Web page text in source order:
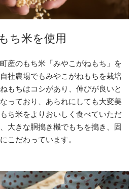
ち米を使用
産のもち米「みやこがねもち」を
社農場でもみやこがねもちを栽培
もちはコシがあり、伸びが良いと
っており、あられにしても大変美
ち米をよりおいしく食べていただ
大きな胴搗き機でもちを搗き、固
こだわっています。